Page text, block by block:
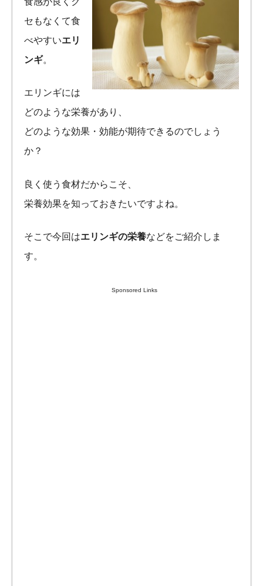
セもなくて食
べやすいエリ
ンギ。
エリンギには
どのような栄養があり、
どのような効果・効能が期待できるのでしょう
か？
良く使う食材だからこそ、
栄養効果を知っておきたいですよね。
そこで今回はエリンギの栄養などをご紹介しま
す。
Sponsored Links